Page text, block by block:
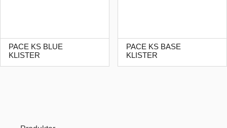
PACE KS BLUE
KLISTER
PACE KS BASE
KLISTER